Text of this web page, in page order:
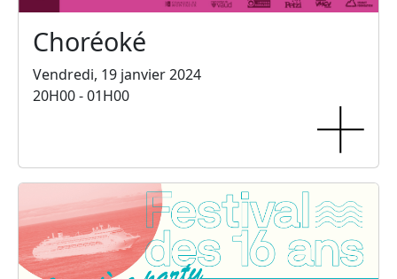
Choréoké
Vendredi, 19 janvier 2024
20H00 - 01H00